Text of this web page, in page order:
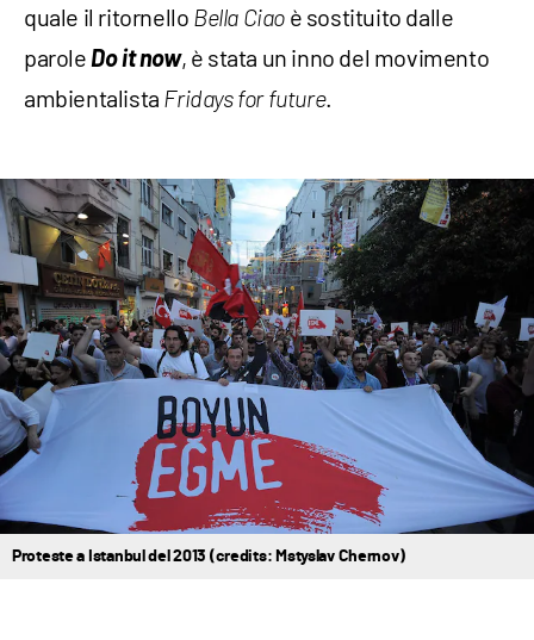
quale il ritornello Bella Ciao è sostituito dalle
parole Do it now, è stata un inno del movimento
ambientalista Fridays for future.
Proteste a Istanbul del 2013 (credits: Mstyslav Chernov)